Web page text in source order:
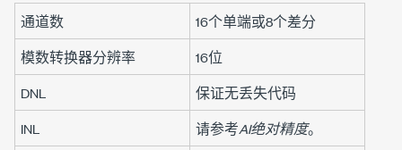
通道数
16个单端或8个差分
模数转换器分辨率
16位
DNL
保证无丢失代码
INL
请参考AI绝对精度。